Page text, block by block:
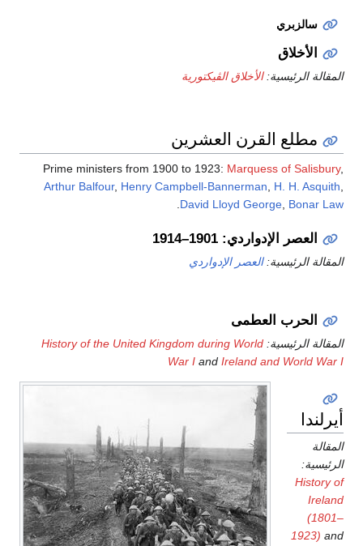
سالزبري
الأخلاق
المقالة الرئيسية:الأخلاق الڤيكتورية
مطلع القرن العشرين
Prime ministers from 1900 to 1923: Marquess of Salisbury,
Arthur Balfour, Henry Campbell-Bannerman H. H. Asquith
David Lloyd George Bonar Law
العصر الإدواردي: 1901–1914
المقالة الرئيسية:العصر الإدواردي
الحرب العطمى
المقالة الرئيسية: History of the United Kingdom during World
War I and Ireland and World War I
أيرلندا
المقالة
الرئيسية:
History of
Ireland
(1801–
1923) and